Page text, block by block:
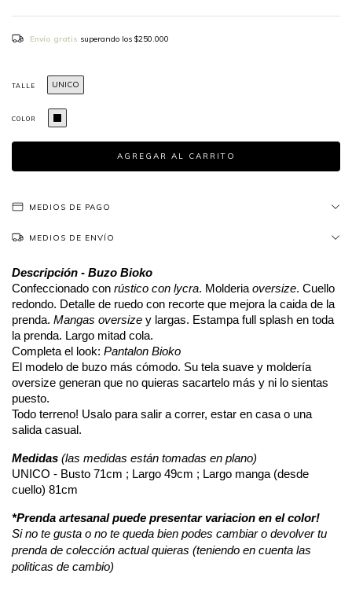
Envío gratis superando los $250.000
TALLE UNICO
COLOR
MEDIOS DE PAGO
MEDIOS DE ENVÍO
Descripción - Buzo Bioko
Confeccionado con rústico con lycra. Molderia oversize. Cuello
redondo. Detalle de ruedo con recorte que mejora la caida de la
prenda. Mangas oversize y largas. Estampa full splash en toda
la prenda. Largo mitad cola.
Completa el look: Pantalon Bioko
El modelo de buzo más cómodo. Su tela suave y moldería
oversize generan que no quieras sacartelo más y ni lo sientas
puesto.
Todo terreno! Usalo para salir a correr, estar en casa o una
salida casual.
Medidas (las medidas están tomadas en plano)
UNICO - Busto 71cm ; Largo 49cm ; Largo manga (desde
cuello) 81cm
*Prenda artesanal puede presentar variacion en el color!
Si no te gusta o no te queda bien podes cambiar o devolver tu
prenda de colección actual quieras (teniendo en cuenta las
politicas de cambio)